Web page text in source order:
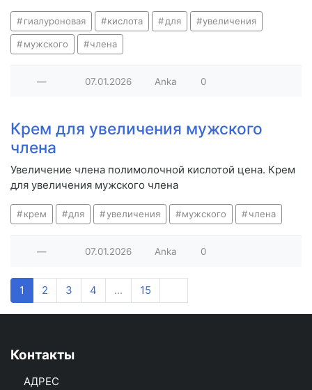
гиалуроновая кислота для увеличения
мужского члена
— 07.01.2026 Anka 0
Крем для увеличения мужского
члена
Увеличение члена полимолочной кислотой цена. Крем
для увеличения мужского члена
крем для увеличения мужского члена
— 07.01.2026 Anka 0
1 2 3 4 ... 15
Контакты
АДРЕС